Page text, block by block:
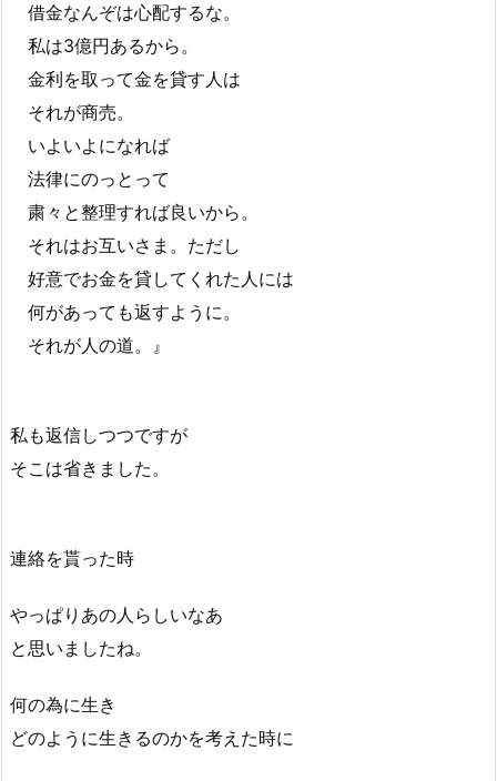
借金なんぞは心配するな。
私は3億円あるから。
金利を取って金を貸す人は
それが商売。
いよいよになれば
法律にのっとって
粛々と整理すれば良いから。
それはお互いさま。ただし
好意でお金を貸してくれた人には
何があっても返すように。
それが人の道。』
私も返信しつつですが
そこは省きました。
連絡を貰った時
やっぱりあの人らしいなあ
と思いましたね。
何の為に生き
どのように生きるのかを考えた時に